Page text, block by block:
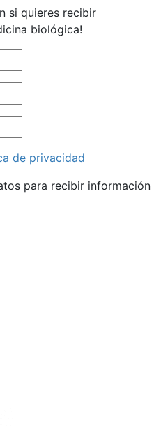
si quieres recibir
biológica!
de privacidad
para recibir información